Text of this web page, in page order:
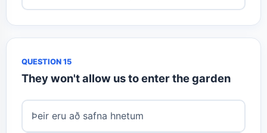
QUESTION 15
They won't allow us to enter the garden
Þeir eru að safna hnetum